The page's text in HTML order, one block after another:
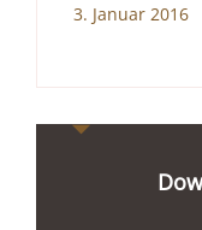
3. Januar 2016